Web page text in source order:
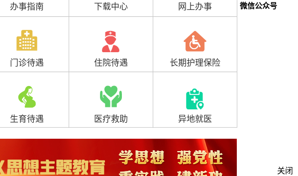
局开展喜迎春节“温馨祝福・共筑美好” 心愿墙活动
办事指南 下载中心 网上办事
门诊待遇 住院待遇 长期护理保险
生育待遇 医疗救助 异地就医
关闭
微信公众号